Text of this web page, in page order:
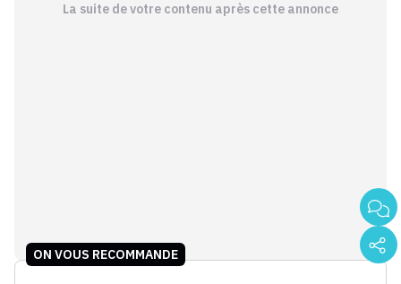
La suite de votre contenu après cette annonce
ON VOUS RECOMMANDE